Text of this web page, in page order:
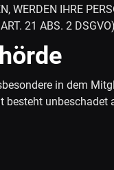
WERDEN IHRE
21 ABS. 2
in dem
besteht unbeschadet